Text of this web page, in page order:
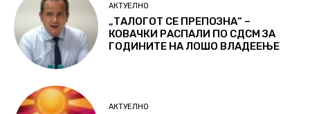
АКТУЕЛНО
„ТАЛОГОТ СЕ ПРЕПОЗНА“ –
КОВАЧКИ РАСПАЛИ ПО СДСМ ЗА
ГОДИНИТЕ НА ЛОШО ВЛАДЕЕЊЕ
АКТУЕЛНО